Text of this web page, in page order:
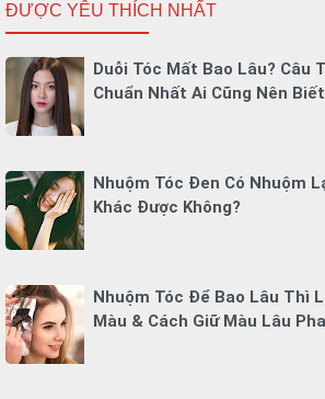
ĐƯỢC YÊU THÍCH NHẤT
Duỗi Tóc Mất Bao Lâu? Câu
Chuẩn Nhất Ai Cũng Nên Biết
Nhuộm Tóc Đen Có Nhuộm
Khác Được Không?
Nhuộm Tóc Để Bao Lâu Thì
Màu & Cách Giữ Màu Lâu